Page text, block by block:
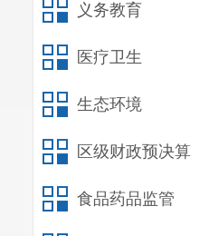
义务教育
医疗卫生
生态环境
区级财政预决算
食品药品监管